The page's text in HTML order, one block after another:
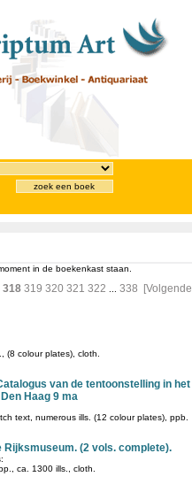
zoek een boek
in de boekenkast staan.
318 319 320 321 322 338
[Volgende
(8 colour plates), cloth.
van de tentoonstelling in het
Haag 9 ma
text, numerous ills. (12 colour plates), ppb.
Rijksmuseum. (2 vols. complete).
ca. 1300 ills., cloth.